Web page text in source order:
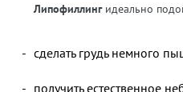
Липофиллингидеально
сделать грудь немного
получить естественное